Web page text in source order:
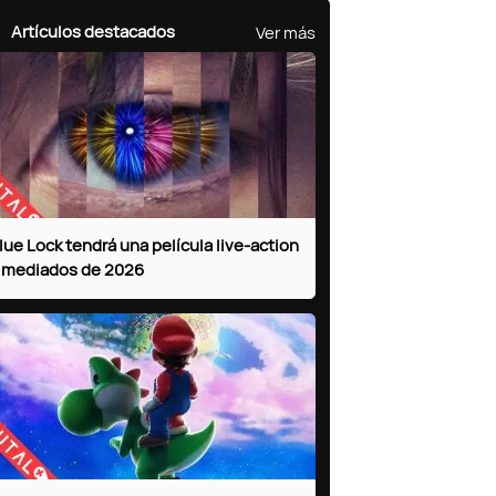
Artículos destacados Ver más
Lock tendrá una película live-action
de 2026